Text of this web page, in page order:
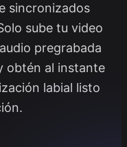
sincronizados
sube tu video
pregrabada
obtén al instante
labial listo